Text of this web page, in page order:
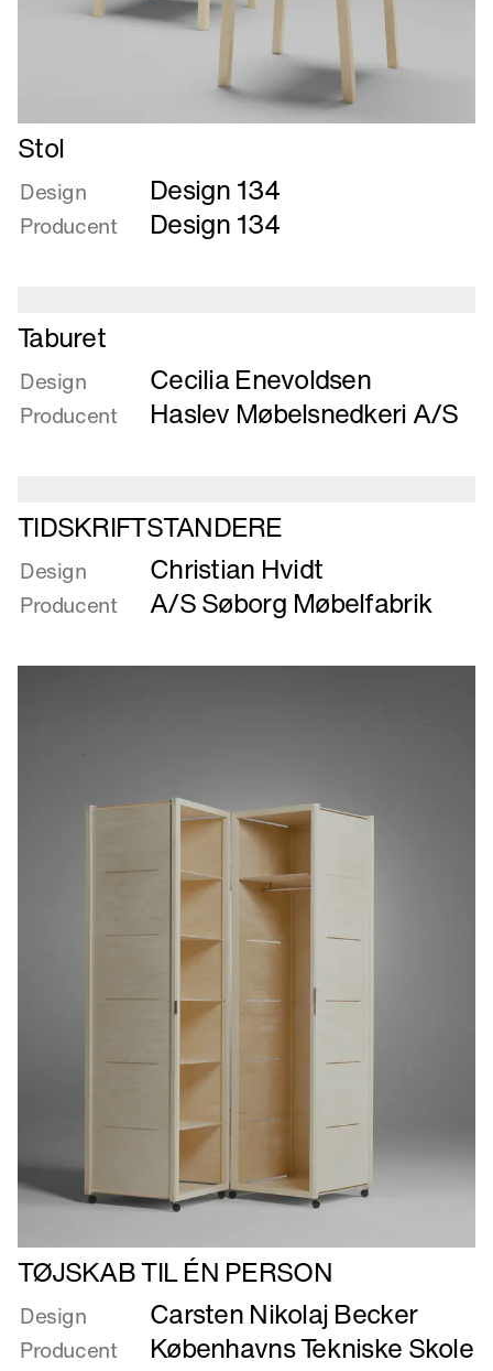
Læs
mere
om
Stol
Stol
Design Design 134
Producent Design 134
Læs
mere
om
Taburet
Taburet
Design Cecilia Enevoldsen
Producent Haslev Møbelsnedkeri A/S
Læs
mere
om
TIDSKRIFTSTANDERE
TIDSKRIFTSTANDERE
Design Christian Hvidt
Producent A/S Søborg Møbelfabrik
Læs
mere
om
TØJSKAB
TIL
TØJSKAB TIL ÉN PERSON
Design Carsten Nikolaj Becker
Producent Københavns Tekniske Skole